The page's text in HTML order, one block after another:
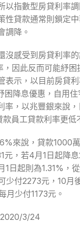
以指數型房貸利率
性貸款通常則鎖定
調降。
沒感受到房貸利率
因此反而可能紓
表示，以目前房貸
困降息優惠，自用
率，以兆豐銀來說
員工貸款利率更低
來說，貸款1000
元，若4月1日起降
1日起則為1.31%，
少付2273元，10月
月少付1173元。
2020/3/24